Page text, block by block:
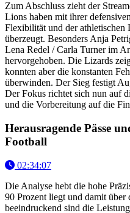
Zum Abschluss zieht der
Lions haben mit ihrer
Flexibilität und der athletischen
überzeugt. Besonders Anja
Lena Redel / Carla Turner im
hervorgehoben. Die Lizards
konnten aber die konstanten
überwinden. Der Sieg festigt
Der Fokus richtet sich nun auf
und die Vorbereitung auf die
Herausragende Pässe
Football
02:34:07
Die Analyse hebt die hohe
90 Prozent liegt und damit über
beeindruckend sind die